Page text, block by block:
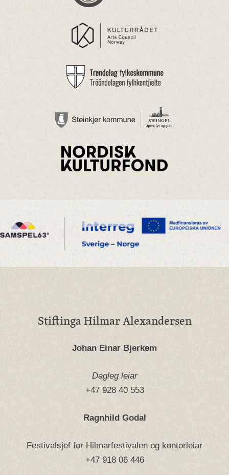
Stiftinga Hilmar Alexandersen
Johan Einar Bjerkem
Dagleg leiar
+47 928 40 553
Ragnhild Godal
Festivalsjef for Hilmarfestivalen og kontorleiar
+47 918 06 446